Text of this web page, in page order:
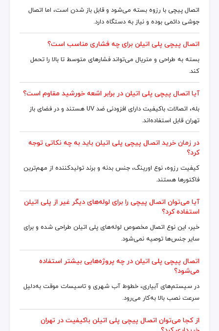
اتصال پیچی با رزوه بسته می‌شود و قابل باز شدن است، اما اتصال
جوشی دائمی بوده و نیاز به دستگاه دارد.
اتصال پیچی پلی اتیلن برای چه فشاری مناسب است؟
بسته به طراحی و متریال می‌تواند فشارهای متوسط تا بالا را تحمل
کند.
آیا اتصال پیچی پلی اتیلن در برابر اشعه خورشید مقاوم است؟
بله، اتصالات باکیفیت دارای افزودنی ضد UV هستند و در فضای باز
تهران قابل استفاده‌اند.
در زمان خرید اتصال پیچی پلی اتیلن باید به چه نکاتی توجه
کرد؟
کیفیت رزوه، نوع اورینگ، جنس بدنه و برند تولیدکننده از مهم‌ترین
فاکتورها هستند.
آیا می‌توان اتصال پیچی را برای لوله‌های دیگر غیر از پلی اتیلن
استفاده کرد؟
خیر، این نوع اتصال مخصوص لوله‌های پلی اتیلن طراحی شده و برای
سایر جنس‌ها توصیه نمی‌شود.
اتصال پیچی پلی اتیلن در چه پروژه‌هایی بیشتر استفاده
می‌شود؟
در سیستم‌های آبیاری، خطوط آب شهری و تاسیسات موقت به‌دلیل
سرعت نصب بالا به‌کار می‌رود.
از کجا می‌توان اتصال پیچی پلی اتیلن باکیفیت در تهران